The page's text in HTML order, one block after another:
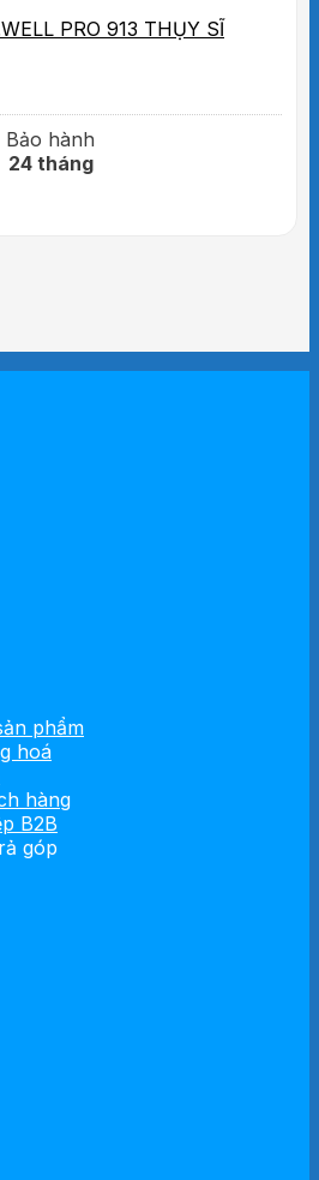
PRO 913 THỤY SĨ
Bảo hành
24 tháng
phẩm
hoá
hàng
B2B
góp